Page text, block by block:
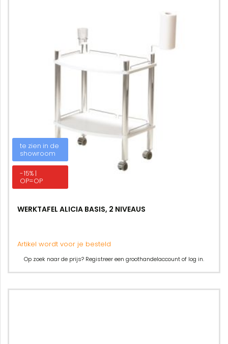
te zien in de
showroom
-15% |
OP=OP
WERKTAFEL ALICIA BASIS, 2 NIVEAUS
Artikel wordt voor je besteld
Op zoek naar de prijs? Registreer een groothandelaccount of log in.